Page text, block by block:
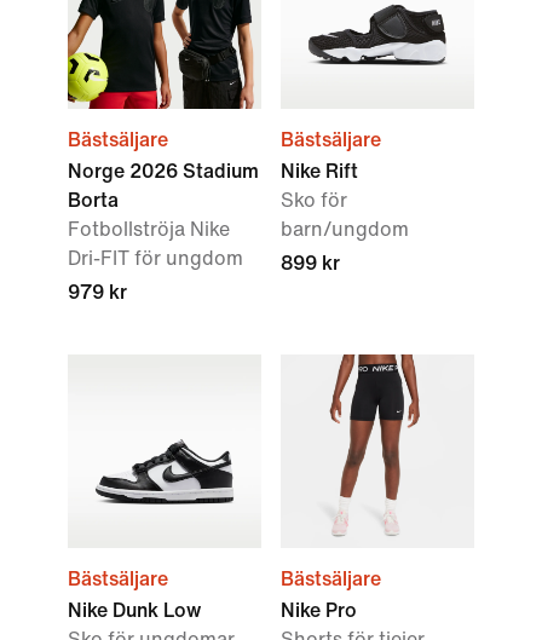
Bästsäljare
Norge 2026 Stadium
Borta
Fotbollströja Nike
Dri-FIT för ungdom
979 kr
Bästsäljare
Nike Rift
Sko för
barn/ungdom
899 kr
Bästsäljare
Nike Dunk Low
Bästsäljare
Nike Pro